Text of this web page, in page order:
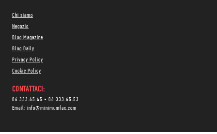
Chi siamo
Negozio
Blog Magazine
Blog Daily
Privacy Policy
Cookie Policy
CONTATTACI:
06 333.65.45 • 06 333.65.53
Email: info@minimumfax.com